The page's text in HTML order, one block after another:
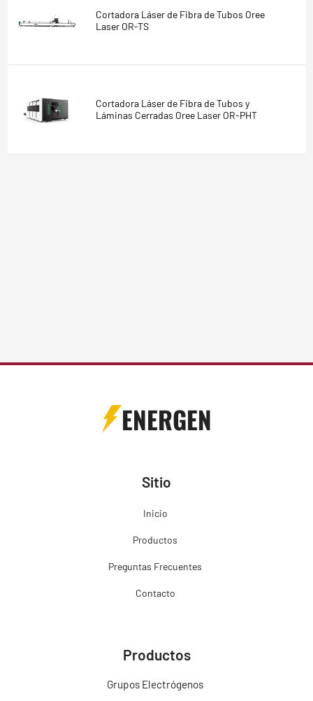
Cortadora Láser de Fibra de Tubos Oree
Laser OR-TS
Cortadora Láser de Fibra de Tubos y
Láminas Cerradas Oree Laser OR-PHT
ENERGEN
Sitio
Inicio
Productos
Preguntas Frecuentes
Contacto
Productos
Grupos Electrógenos